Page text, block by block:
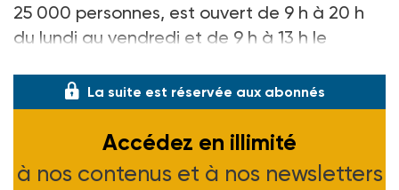
25 000 personnes, est ouvert de 9 h à 20 h
du lundi au vendredi et de 9 h à 13 h le
La suite est réservée aux abonnés
Accédez en illimité
à nos contenus et à nos newsletters